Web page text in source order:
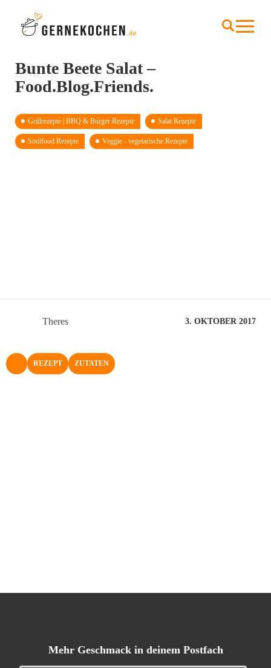
Bunte Beete Salat –
Food.Blog.Friends.
Grillrezepte | BBQ & Burger Rezepte Salat Rezepte
Soulfood Rezepte Veggie - vegetarische Rezepte
Theres 3. OKTOBER 2017
NACH OBEN
REZEPT ZUTATEN
Mehr Geschmack in deinem Postfach